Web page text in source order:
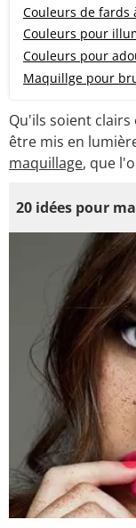
Couleurs de fards
Couleurs pour
Couleurs pour
Maquillge pour
Qu'ils soient
être mis en
maquillage, que
20 idées pour